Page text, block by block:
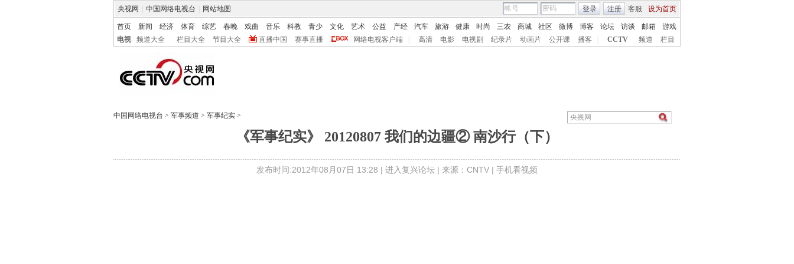
央视网 中国网络电视台 网站地图 客服 设为首页
登录 注册
首页 新闻 经济 体育 综艺 春晚 戏曲 音乐 科教 青少 文化 艺术 公益 产经 汽车 旅游 健康 时尚 三农 商城 社区 微博 博客 论坛 访谈 邮箱
游戏
电视
频道大全 栏目大全 节目大全 直播中国 赛事直播 网络电视客户端 高清 电影 电视剧 纪录片 动画片 公开课 播客 CCTV 频道 栏目
中国网络电视台 > 军事频道 > 军事纪实 >
《军事纪实》 20120807 我们的边疆② 南沙行（下）
发布时间:2012年08月07日 13:28 | 进入复兴论坛 | 来源：CNTV | 手机看视频